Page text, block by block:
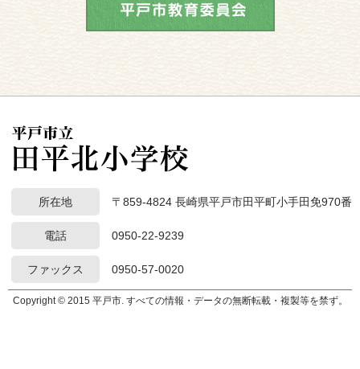
所在地 〒859-4824 長崎県平戸市田平町小手田免970番
電話 0950-22-9239
ファックス 0950-57-0020
Copyright © 2015 平戸市. すべての情報・データの無断転載・複製等を禁ず。